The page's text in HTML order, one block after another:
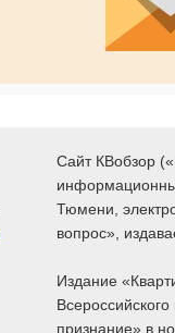
Сайт КВобзор
Тюмени,
вопрос»,
Издание
признание» в